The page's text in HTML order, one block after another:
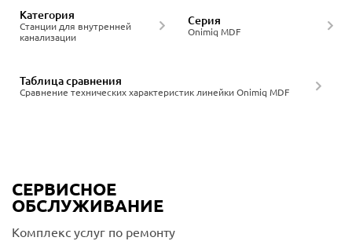
Станции для внутренней
канализации
Категория
Onimiq MDF
Серия
Сравнение технических характеристик линейки Onimiq MDF
Таблица сравнения
СЕРВИСНОЕ
ОБСЛУЖИВАНИЕ
Комплекс услуг по ремонту